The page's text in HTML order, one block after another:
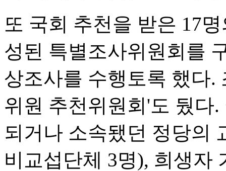
또 국회 추천을 받은 17
성된 특별조사위원회를
상조사를 수행토록 했다.
위원 추천위원회'도 뒀다
되거나 소속됐던 정당의
비교섭단체 3명), 희생자